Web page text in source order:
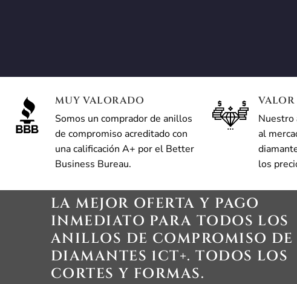
MUY VALORADO
Somos un comprador de anillos
de compromiso acreditado con
una calificación A+ por el Better
Business Bureau.
Nuestro
al
los
LA MEJOR OFERTA Y PAGO
INMEDIATO PARA TODOS LOS
ANILLOS DE COMPROMISO DE
DIAMANTES 1CT+. TODOS LOS
CORTES Y FORMAS.